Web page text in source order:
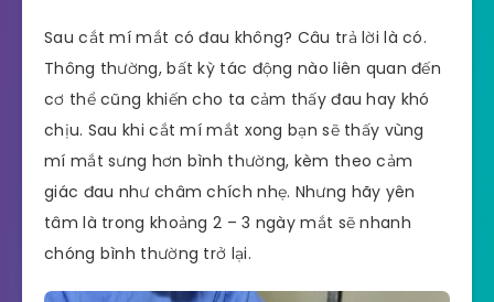
Sau cắt mí mắt có đau không? Câu trả lời là có.
Thông thường, bất kỳ tác động nào liên quan đến
cơ thể cũng khiến cho ta cảm thấy đau hay khó
chịu. Sau khi cắt mí mắt xong bạn sẽ thấy vùng
mí mắt sưng hơn bình thường, kèm theo cảm
giác đau như châm chích nhẹ. Nhưng hãy yên
tâm là trong khoảng 2 – 3 ngày mắt sẽ nhanh
chóng bình thường trở lại.